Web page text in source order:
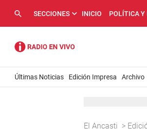
SECCIONES INICIO POLÍTICA Y
Últimas Noticias Edición Impresa Archivo
El Ancasti >